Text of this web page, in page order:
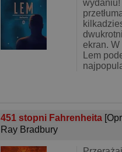
wydaniu!
ekran. W
Lem
451 stopni Fahrenheita
Ray Bradbury